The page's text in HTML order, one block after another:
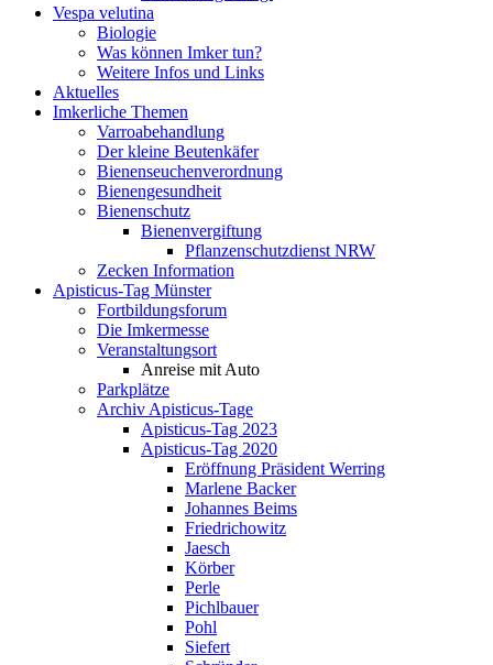
Vespa velutina
Biologie
Was können Imker tun?
Weitere Infos und Links
Aktuelles
Imkerliche Themen
Varroabehandlung
Der kleine Beutenkäfer
Bienenseuchenverordnung
Bienengesundheit
Bienenschutz
Bienenvergiftung
Pflanzenschutzdienst NRW
Zecken Information
Apisticus-Tag Münster
Fortbildungsforum
Die Imkermesse
Veranstaltungsort
Anreise mit Auto
Parkplätze
Archiv Apisticus-Tage
Apisticus-Tag 2023
Apisticus-Tag 2020
Eröffnung Präsident Werring
Marlene Backer
Johannes Beims
Friedrichowitz
Jaesch
Körber
Perle
Pichlbauer
Pohl
Siefert